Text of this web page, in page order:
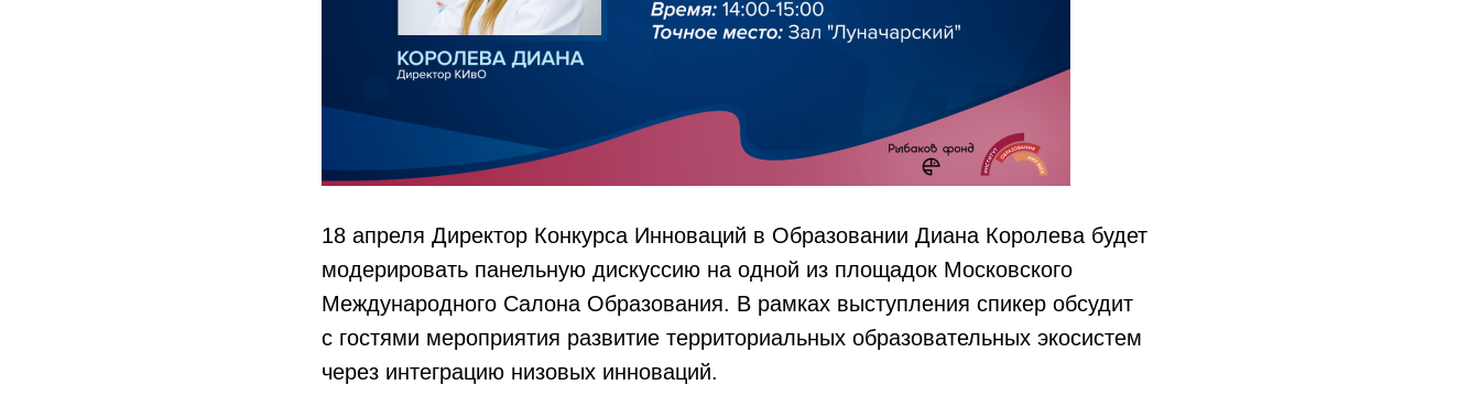
18 апреля Директор Конкурса Инноваций в Образовании Диана Королева будет
модерировать панельную дискуссию на одной из площадок Московского
Международного Салона Образования. В рамках выступления спикер обсудит
с гостями мероприятия развитие территориальных образовательных экосистем
через интеграцию низовых инноваций.